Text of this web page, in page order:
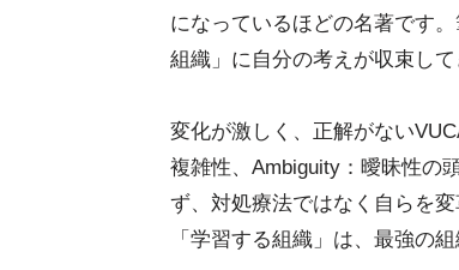
になっているほどの名著です
組織」に自分の考えが収束して
変化が激しく、正解がない
複雑性、Ambiguity：曖昧性の
ず、対処療法ではなく自らを
「学習する組織」は、最強の